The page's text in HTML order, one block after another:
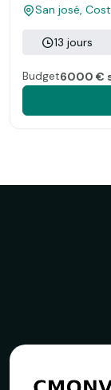
San josé,
13 jours
Budget6000 €